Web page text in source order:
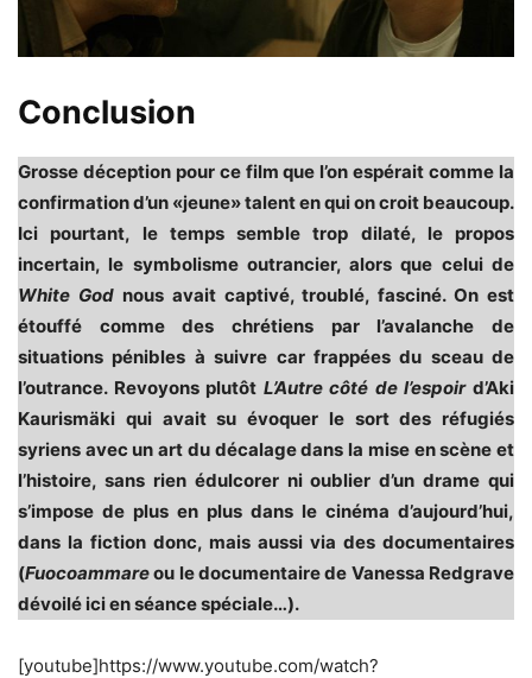
Conclusion
Grosse déception pour ce film que l’on espérait comme la
confirmation d’un «jeune» talent en qui on croit beaucoup.
Ici pourtant, le temps semble trop dilaté, le propos
incertain, le symbolisme outrancier, alors que celui de
White Godnous avait captivé, troublé, fasciné. On est
étouffé comme des chrétiens par l’avalanche de
situations pénibles à suivre car frappées du sceau de
l’outrance. Revoyons plutôt L’Autre côté de l’espoird’Aki
Kaurismäki qui avait su évoquer le sort des réfugiés
syriens avec un art du décalage dans la mise en scène et
l’histoire, sans rien édulcorer ni oublier d’un drame qui
s’impose de plus en plus dans le cinéma d’aujourd’hui,
dans la fiction donc, mais aussi via des documentaires
(Fuocoammareou le documentaire de Vanessa Redgrave
dévoilé ici en séance spéciale…).
[youtube]https://www.youtube.com/watch?